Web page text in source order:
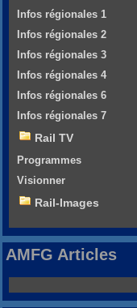
Infos régionales 1
Infos régionales 2
Infos régionales 3
Infos régionales 4
Infos régionales 6
Infos régionales 7
Rail TV
Programmes
Visionner
Rail-Images
AMFG Articles